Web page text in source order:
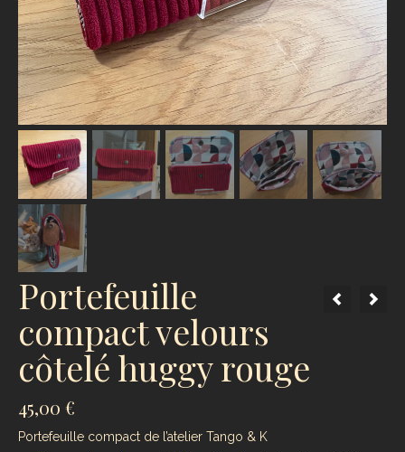
Portefeuille
compact velours
côtelé huggy rouge
45,00 €
Portefeuille compact de l’atelier Tango & K